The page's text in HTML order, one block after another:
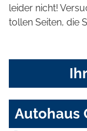
leider nicht!
tollen Seiten, die
Autohaus